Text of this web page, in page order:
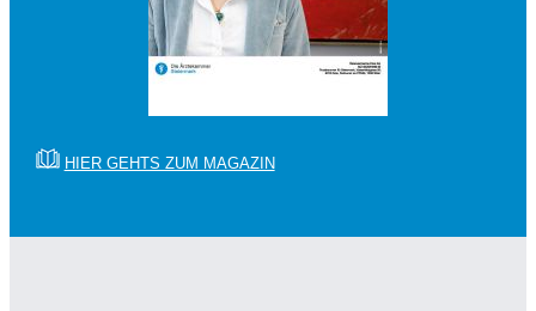
HIER GEHTS ZUM MAGAZIN